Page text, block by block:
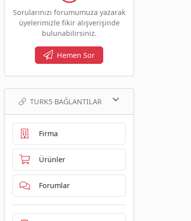
Sorularınızı forumumuza yazarak
üyelerimizle fikir alışverişinde
bulunabilirsiniz.
Hemen Sor
TURK5 BAĞLANTILAR
Firma
Ürünler
Forumlar